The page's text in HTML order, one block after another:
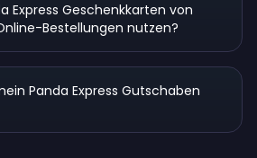
Express Geschenkkarten von
Bestellungen nutzen?
Panda Express Gutschaben